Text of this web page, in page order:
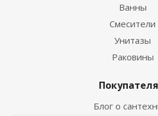
Ванны
Смесители
Унитазы
Раковины
Блог о